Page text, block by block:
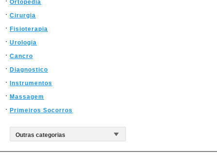
Ortopedia
Cirurgia
Fisioterapia
Urologia
Cancro
Diagnostico
Instrumentos
Massagem
Primeiros Socorros